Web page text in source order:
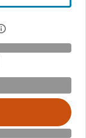
Abre el cuadro de